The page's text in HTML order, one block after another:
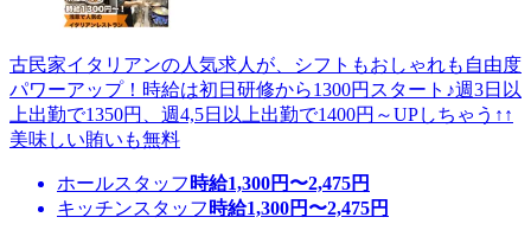
古民家イタリアンの人気求人が、シフトもおしゃれも自由度
パワーアップ！時給は初日研修から1300円スタート♪週3日以
上出勤で1350円、週4,5日以上出勤で1400円～UPしちゃう↑↑
美味しい賄いも無料
ホールスタッフ 時給1,300円〜2,475円
キッチンスタッフ 時給1,300円〜2,475円